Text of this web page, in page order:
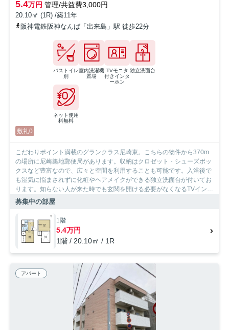
5.4万円 管理/共益費3,000円
20.10㎡ (1R) /築11年
阪神電鉄阪神なんば「出来島」駅 徒歩22分
バストイレ
別
室内洗濯機
置場
TVモニタ
付きインタ
ーホン
独立洗面台
ネット使用
料無料
敷礼0
こだわりポイント満載のグランクラス尼崎東。こちらの物件から370m
の場所に尼崎築地郵便局があります。収納はクロゼット・シューズボッ
クスなど豊富なので、広々と空間を利用することも可能です。入浴後で
も湿気に悩まされずに化粧やヘアメイクができる独立洗面台が付いてお
ります。知らない人が来た時でも玄関を開ける必要がなくなるTVインタ
ーホンを備えております。初期費用のカード決済ができます。住まいを
適な住まいをお客様と共にお探し致します。
募集中の部屋
1階
5.4万円
1階 / 20.10㎡ / 1R
アパート